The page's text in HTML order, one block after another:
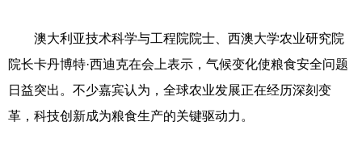
澳大利亚技术科学与工程院院士、西澳大学农业研究院
院长卡丹博特·西迪克在会上表示，气候变化使粮食安全问题
日益突出。不少嘉宾认为，全球农业发展正在经历深刻变
革，科技创新成为粮食生产的关键驱动力。